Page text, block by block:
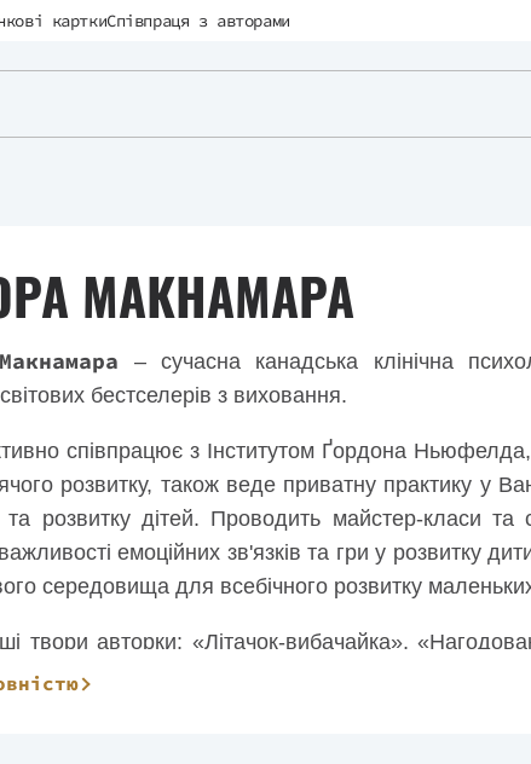
карткиСпівпраця з авторами
МАКНАМАРА
– сучасна канадська клінічна
бестселерів з виховання.
співпрацює з Інститутом Ґордона
розвитку, також веде приватну практику у
та розвитку дітей. Проводить майстер-класи та
важливості емоційних зв'язків та гри у розвитку
середовища для всебічного розвитку
твори авторки: «Літачок-вибачайка»,
Розвиток».